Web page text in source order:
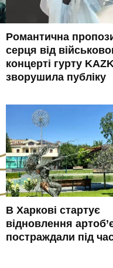
Романтична
серця від
концерті гурту
зворушила публіку
В Харкові стартує
відновлення
постраждали під